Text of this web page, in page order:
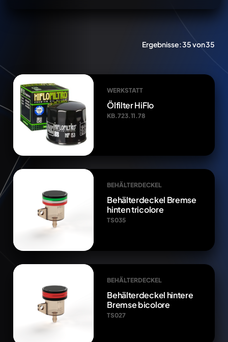
Ergebnisse:35 von 35
WERKSTATT
Ölfilter HiFlo
KB.723.11.78
BEHÄLTERDECKEL
Behälterdeckel Bremse
hinten tricolore
TS035
BEHÄLTERDECKEL
Behälterdeckel hintere
Bremse bicolore
TS027